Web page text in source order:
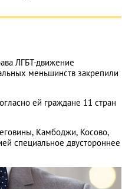
ЛГБТ-движение
меньшинств закрепили
ей граждане 11 стран
Камбоджи, Косово,
специальное двустороннее